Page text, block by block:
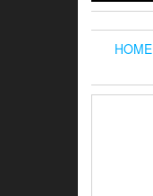
HOME